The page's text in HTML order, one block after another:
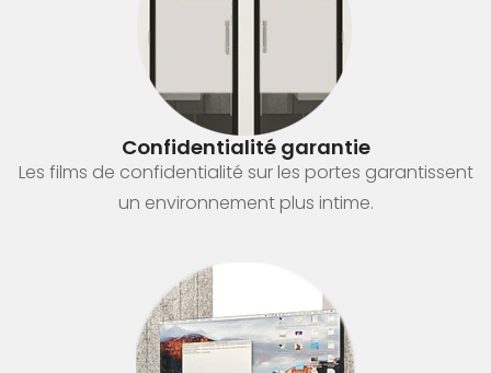
Confidentialité garantie
Les films de confidentialité sur les portes garantissent
un environnement plus intime.